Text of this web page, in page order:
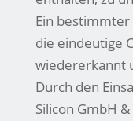
Ein
die eindeutige
wiedererkannt
Durch den
Silicon GmbH &